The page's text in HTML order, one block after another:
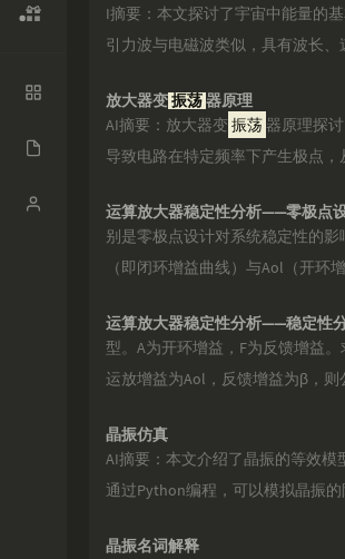
Whisper
Categori
es
1
6
0
Pages
留言板
I摘要：本文探讨了宇宙中能量的
引力波与电磁波类似，具有波长
放大器变振荡器原理
AI摘要：放大器变振荡器原理探
导致电路在特定频率下产生极点
运算放大器稳定性分析——零极点
别是零极点设计对系统稳定性的
（即闭环增益曲线）与Aol（开环
运算放大器稳定性分析——稳定性
型。A为开环增益，F为反馈增益
运放增益为Aol，反馈增益为β，则
晶振仿真
AI摘要：本文介绍了晶振的等效模
通过Python编程，可以模拟晶振
晶振名词解释